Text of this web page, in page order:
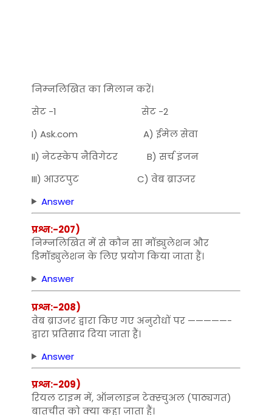
निम्‍नलिखित का मिलान करें।
सेट -1 सेट -2
I) Ask.com A) ईमेल सेवा
II) नेटस्‍केप नैविगेटर B) सर्च इंजन
III) आउटपुट C) वेब ब्राउजर
Answer
प्रश्न:-207)
निम्‍नलिखित में से कौन सा मॉड्युलेशन और
डिमॉड्युलेशन के लिए प्रयोग किया जाता हैं।
Answer
प्रश्न:-208)
वेब ब्राउजर द्वारा किए गए अनुरोधों पर —————-
द्वारा प्रतिसाद दिया जाता हैं।
Answer
प्रश्न:-209)
रियल टाइम में, ऑनलाइन टेक्‍स्‍चुअल (पाठ्यगत)
बातचीत को क्‍या कहा जाता हैं।